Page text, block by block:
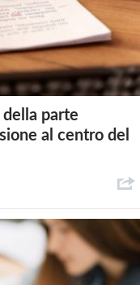
parte
al centro del